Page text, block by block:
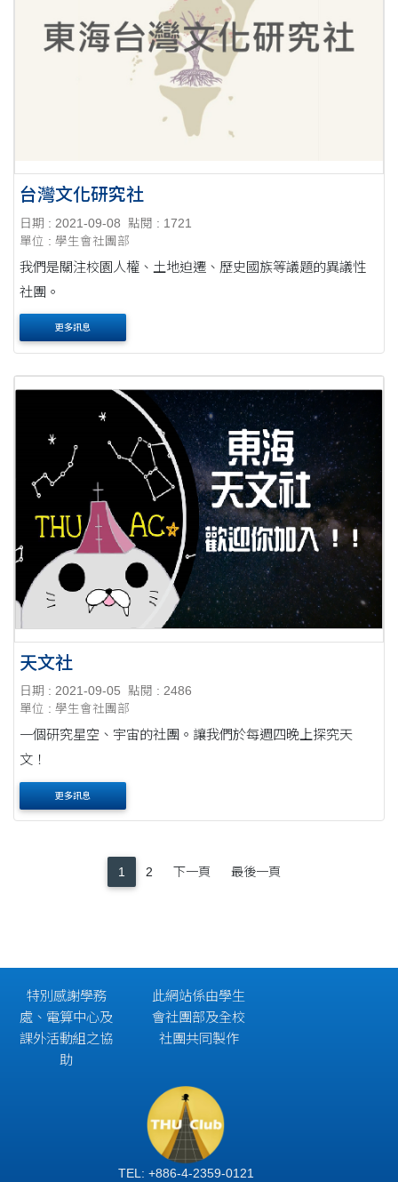
台灣文化研究社
日期 : 2021-09-08
點閱 : 1721
單位 : 學生會社團部
我們是關注校園人權、土地迫遷、歷史國族等議題的異議性
社團。
更多訊息
天文社
日期 : 2021-09-05
點閱 : 2486
單位 : 學生會社團部
一個研究星空、宇宙的社團。讓我們於每週四晚上探究天
文！
更多訊息
1 2 下一頁 最後一頁
特別感謝學務
處、電算中心及
課外活動組之協
助
此網站係由學生
會社團部及全校
社團共同製作
TEL: +886-4-2359-0121